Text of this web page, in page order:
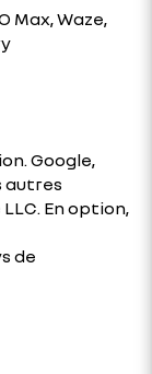
Max, Waze,
Google,
autres
En option,
de